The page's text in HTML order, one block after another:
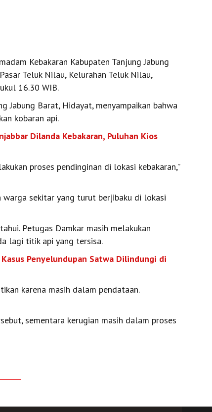
Kebakaran Kabupaten Tanjung Jabung
Teluk Nilau, Kelurahan Teluk Nilau,
16.30 WIB.
Jabung Barat, Hidayat, menyampaikan bahwa
kobaran api.
Dilanda Kebakaran, Puluhan Kios
proses pendinginan di lokasi kebakaran,”
sekitar yang turut berjibaku di lokasi
Petugas Damkar masih melakukan
lagi titik api yang tersisa.
Penyelundupan Satwa Dilindungi di
karena masih dalam pendataan.
sementara kerugian masih dalam proses